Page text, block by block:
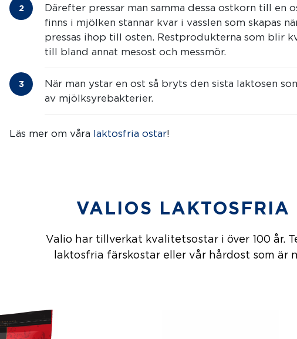
Därefter pressar man samma dessa ostkorn till en
finns i mjölken stannar kvar i vasslen som skapas
pressas ihop till osten. Restprodukterna som blir
till bland annat mesost och messmör.
När man ystar en ost så bryts den sista laktosen
av mjölksyrebakterier.
Läs mer om våra laktosfria ostar!
VALIOS LAKTOSFRIA
Valio har tillverkat kvalitetsostar i över 100 år.
laktosfria färskostar eller vår hårdost som är